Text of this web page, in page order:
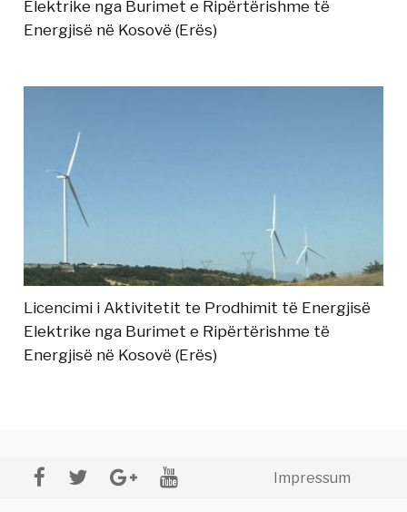
Elektrike nga Burimet e Ripërtërishme të
Energjisë në Kosovë (Erës)
Licencimi i Aktivitetit te Prodhimit të Energjisë
Elektrike nga Burimet e Ripërtërishme të
Energjisë në Kosovë (Erës)
Impressum